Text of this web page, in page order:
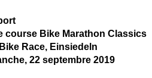
course Bike Marathon Classics
Race, Einsiedeln
22 septembre 2019